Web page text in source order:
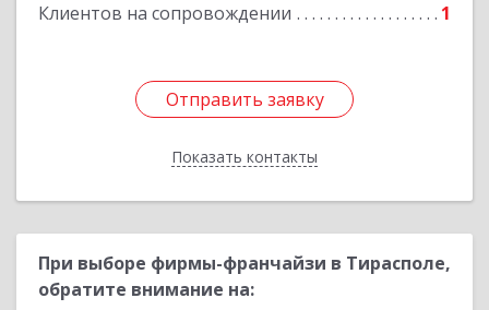
Клиентов на сопровождении 1
Отправить заявку
Показать контакты
Отправить заявку
Назад
При выборе фирмы-франчайзи в Тирасполе,
обратите внимание на: